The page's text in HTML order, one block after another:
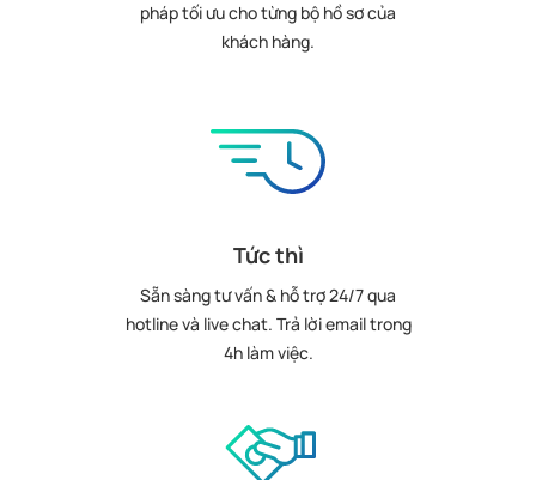
pháp tối ưu cho từng bộ hồ sơ của
khách hàng.
Tức thì
Sẵn sàng tư vấn & hỗ trợ 24/7 qua
hotline và live chat. Trả lời email trong
4h làm việc.